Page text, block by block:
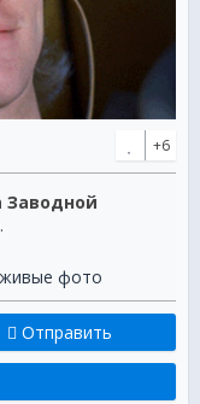
+6
Заводной
живые фото
Отправить